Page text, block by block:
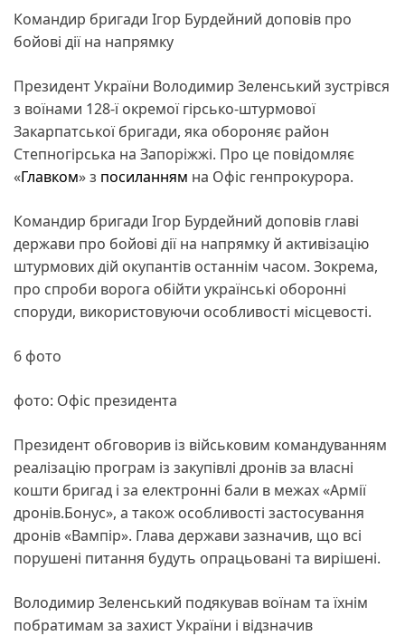
Командир бригади Ігор Бурдейний доповів про
бойові дії на напрямку
Президент України Володимир Зеленський зустрівся
з воїнами 128-ї окремої гірсько-штурмової
Закарпатської бригади, яка обороняє район
Степногірська на Запоріжжі. Про це повідомляє
«Главком» з посиланням на Офіс генпрокурора.
Командир бригади Ігор Бурдейний доповів главі
держави про бойові дії на напрямку й активізацію
штурмових дій окупантів останнім часом. Зокрема,
про спроби ворога обійти українські оборонні
споруди, використовуючи особливості місцевості.
6 фото
фото: Офіс президента
Президент обговорив із військовим командуванням
реалізацію програм із закупівлі дронів за власні
кошти бригад і за електронні бали в межах «Армії
дронів.Бонус», а також особливості застосування
дронів «Вампір». Глава держави зазначив, що всі
порушені питання будуть опрацьовані та вирішені.
Володимир Зеленський подякував воїнам та їхнім
побратимам за захист України і відзначив